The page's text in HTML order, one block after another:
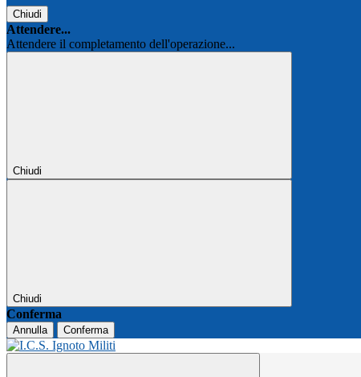
Chiudi
Attendere...
Attendere il completamento dell'operazione...
Chiudi
Chiudi
Conferma
Annulla Conferma